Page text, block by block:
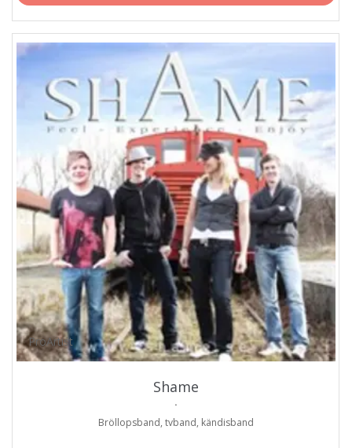
ProArtist
Shame
.
Bröllopsband, tvband, kändisband